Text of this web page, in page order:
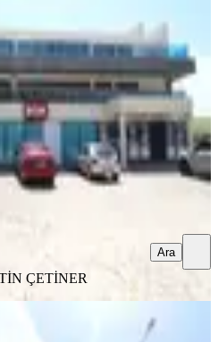
m²·2. Kat·13.06.2026
ÇETİNER
ÇETİNER
Ara
Geniş Metrajlı